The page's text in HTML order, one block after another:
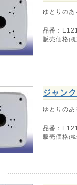
ゆとりの
品番：
販売価格(
ジャン
ゆとりの
品番：
販売価格(